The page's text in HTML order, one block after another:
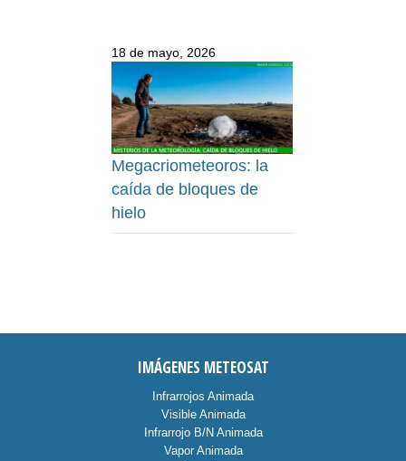
18 de mayo, 2026
Megacriometeoros: la
caída de bloques de
hielo
IMÁGENES METEOSAT
Infrarrojos Animada
Visible Animada
Infrarrojo B/N Animada
Vapor Animada